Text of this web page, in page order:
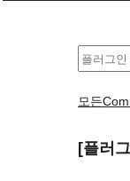
검
모든
[플러